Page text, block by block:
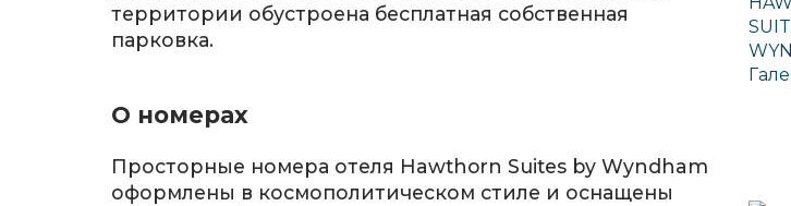
территории обустроена бесплатная собственная
парковка.
О номерах
Просторные номера отеля Hawthorn Suites by Wyndham
оформлены в космополитическом стиле и оснащены